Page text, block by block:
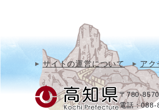
サイトの運営について アク
〒780-
電話：088-